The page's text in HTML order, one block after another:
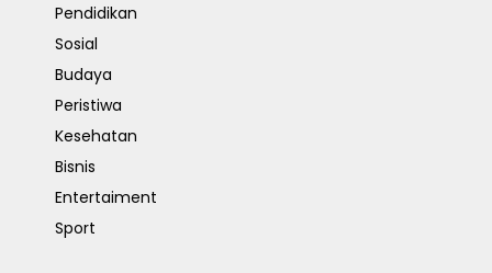
Pendidikan
Sosial
Budaya
Peristiwa
Kesehatan
Bisnis
Entertaiment
Sport